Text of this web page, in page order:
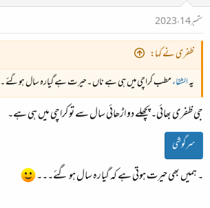
ستمبر 14، 2023
ظفری نے کہا:
یہالشفاءمطب کراچی میں ہی ہے ناں ۔حیرت ہے گیارہ سال ہوگئے ۔
جی ظفری بھائی۔ پچھلے دو اڑھائی سال سے تو کراچی میں ہی ہے۔
سرگوشی
۔ ہمیں بھی حیرت ہوتی ہے کہ گیارہ سال ہو گئے۔۔۔